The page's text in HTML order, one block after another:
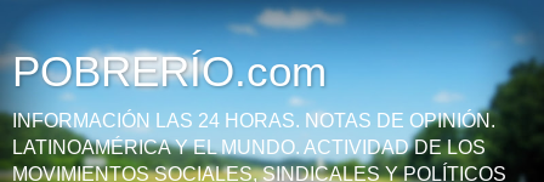
POBRERÍO.com
INFORMACIÓN LAS 24 HORAS. NOTAS DE OPINIÓN.
LATINOAMÉRICA Y EL MUNDO. ACTIVIDAD DE LOS
MOVIMIENTOS SOCIALES, SINDICALES Y POLÍTICOS